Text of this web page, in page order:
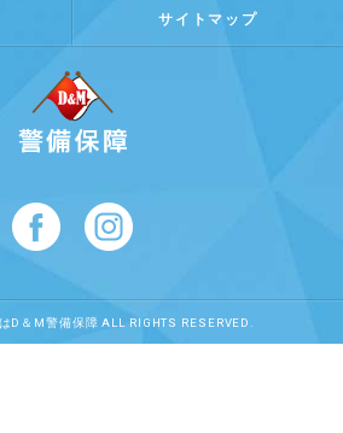
サイトマップ
D＆M警備保障 ALL RIGHTS RESERVED.